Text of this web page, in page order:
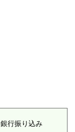
銀行振り込み